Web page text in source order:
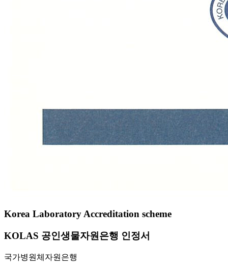
Korea Laboratory Accreditation scheme
KOLAS 공인생물자원은행 인정서
국가병원체자원은행